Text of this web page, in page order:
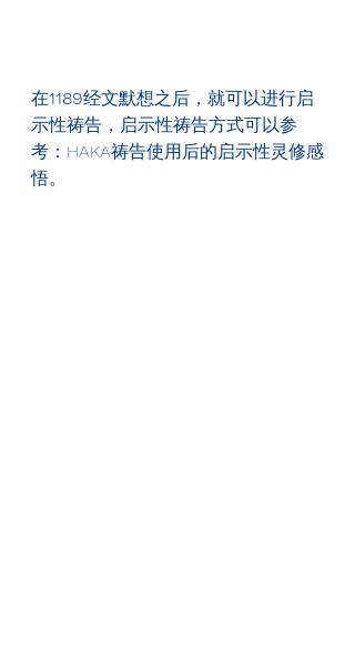
在1189经文默想之后，就可以进行启
示性祷告，启示性祷告方式可以参
考：HAKA祷告使用后的启示性灵修感
悟。